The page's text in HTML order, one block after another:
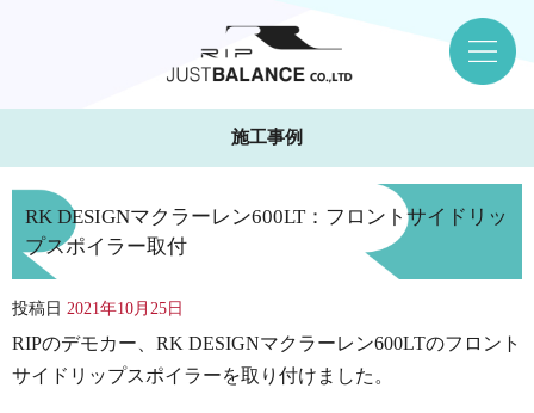
施工事例
RK DESIGNマクラーレン600LT：フロントサイドリッ
プスポイラー取付
投稿日 2021年10月25日
RIPのデモカー、RK DESIGNマクラーレン600LTのフロント
サイドリップスポイラーを取り付けました。